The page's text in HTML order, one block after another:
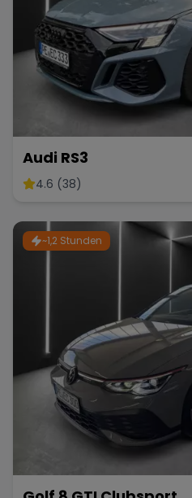
Audi RS3
4.6 (38)
~1,2 Stunden